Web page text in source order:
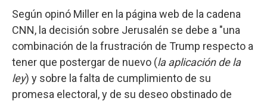
Según opinó Miller en la página web de la cadena
CNN, la decisión sobre Jerusalén se debe a "una
combinación de la frustración de Trump respecto a
tener que postergar de nuevo (la aplicación de la
ley) y sobre la falta de cumplimiento de su
promesa electoral, y de su deseo obstinado de